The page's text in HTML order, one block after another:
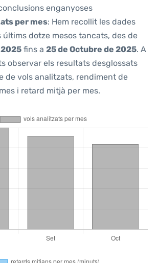
enganyoses
per mes: Hem recollit les dades
dotze mesos tancats, des de
fins a 25 de Octubre de 2025. A
observar els resultats desglossats
de vols analitzats, rendiment de
i retard mitjà per mes.